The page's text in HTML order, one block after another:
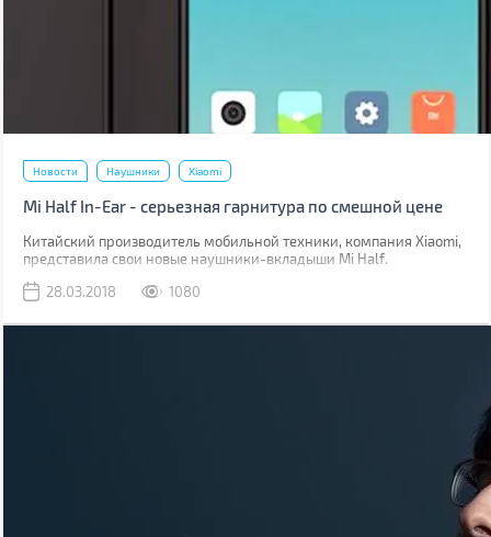
Новости Наушники Xiaomi
Mi Half In-Ear - серьезная гарнитура по смешной цене
Китайский производитель мобильной техники, компания Xiaomi,
представила свои новые наушники-вкладыши Mi Half.
28.03.2018
1080